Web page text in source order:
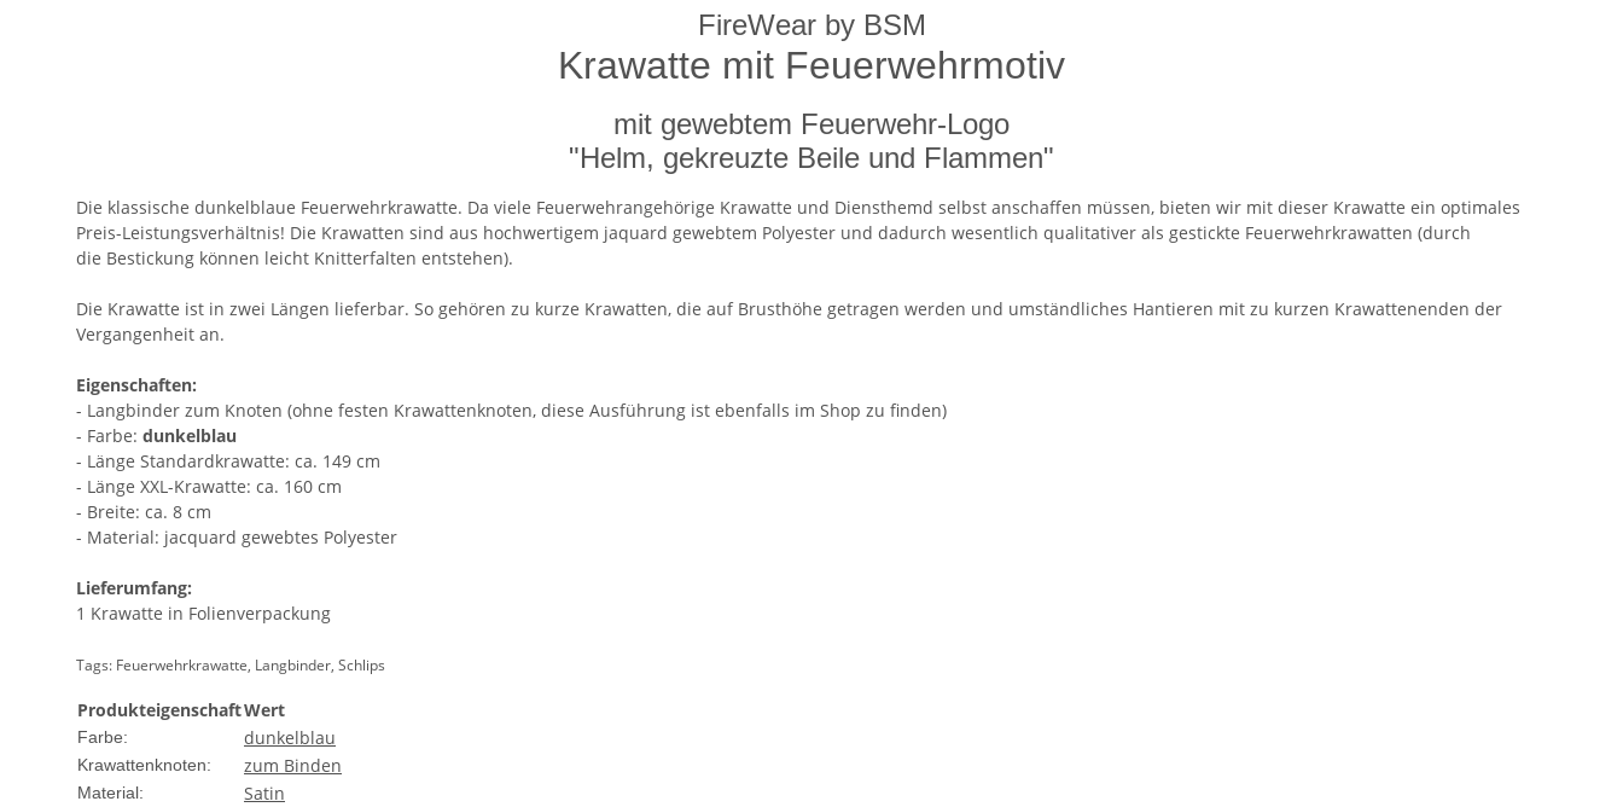
FireWear by BSM
Krawatte mit Feuerwehrmotiv
mit gewebtem Feuerwehr-Logo
"Helm, gekreuzte Beile und Flammen"
Die klassische dunkelblaue Feuerwehrkrawatte. Da viele Feuerwehrangehörige Krawatte und Diensthemd selbst anschaffen müssen, bieten wir mit dieser Krawatte ein optimales
Preis-Leistungsverhältnis! Die Krawatten sind aus hochwertigem jaquard gewebtem Polyester und dadurch wesentlich qualitativer als gestickte Feuerwehrkrawatten (durch
die Bestickung können leicht Knitterfalten entstehen).
Die Krawatte ist in zwei Längen lieferbar. So gehören zu kurze Krawatten, die auf Brusthöhe getragen werden und umständliches Hantieren mit zu kurzen Krawattenenden der
Vergangenheit an.
Eigenschaften:
- Langbinder zum Knoten (ohne festen Krawattenknoten, diese Ausführung ist ebenfalls im Shop zu finden)
- Farbe: dunkelblau
- Länge Standardkrawatte: ca. 149 cm
- Länge XXL-Krawatte: ca. 160 cm
- Breite: ca. 8 cm
- Material: jacquard gewebtes Polyester
Lieferumfang:
1 Krawatte in Folienverpackung
Tags: Feuerwehrkrawatte, Langbinder, Schlips
ProdukteigenschaftWert
Farbe: dunkelblau
Krawattenknoten: zum Binden
Material: Satin